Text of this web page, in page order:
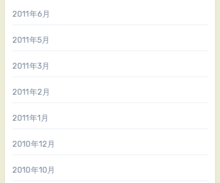
2011年6月
2011年5月
2011年3月
2011年2月
2011年1月
2010年12月
2010年10月